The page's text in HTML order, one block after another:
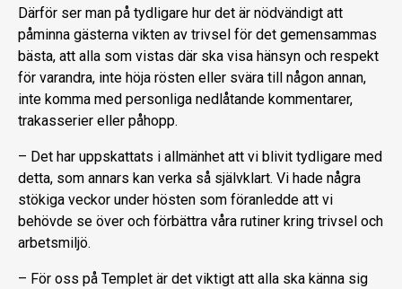
Därför ser man på tydligare hur det är nödvändigt att
påminna gästerna vikten av trivsel för det gemensammas
bästa, att alla som vistas där ska visa hänsyn och respekt
för varandra, inte höja rösten eller svära till någon annan,
inte komma med personliga nedlåtande kommentarer,
trakasserier eller påhopp.
– Det har uppskattats i allmänhet att vi blivit tydligare med
detta, som annars kan verka så självklart. Vi hade några
stökiga veckor under hösten som föranledde att vi
behövde se över och förbättra våra rutiner kring trivsel och
arbetsmiljö.
– För oss på Templet är det viktigt att alla ska känna sig